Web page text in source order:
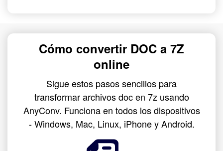
Cómo convertir DOC a 7Z
online
Sigue estos pasos sencillos para
transformar archivos doc en 7z usando
AnyConv. Funciona en todos los dispositivos
- Windows, Mac, Linux, iPhone y Android.